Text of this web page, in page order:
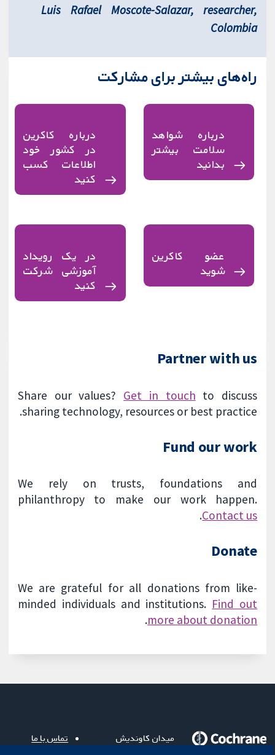
Luis Rafael Moscote-Salazar, researcher,
Colombia
راه‌های بیشتر برای مشارکت
درباره شواهد
سلامت بیشتر
بدانید
درباره کاکرین
در کشور خود
اطلاعات کسب
کنید
عضو کاکرین
شوید
در یک رویداد
آموزشی شرکت
کنید
Partner with us
Share our values? Get in touch to discuss
sharing technology, resources or best practice.
Fund our work
We rely on trusts, foundations and
philanthropy to make our work happen.
Contact us
.
Donate
We are grateful for all donations from like-
minded individuals and institutions. Find out
more about donation
.
میدان کاوندیش
تماس با ما